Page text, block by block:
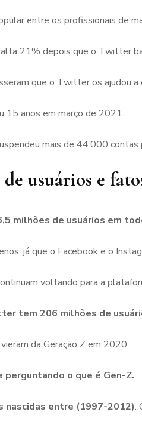
entre os profissionais de
21% depois que o Twitter
que o Twitter os ajudou
anos em março de 2021.
mais de 44.000 contas
de usuários e
milhões de usuários em
já que o Facebook e o
voltando para a
tem 206 milhões de
da Geração Z em 2020.
perguntando o que é Gen-Z.
nascidas entre (1997-2012).